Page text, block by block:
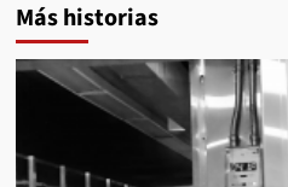
Más historias